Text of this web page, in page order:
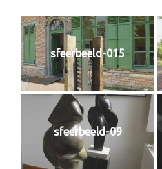
sfeerbeeld-015
sfeerbeeld-09